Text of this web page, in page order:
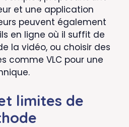
et une application
peuvent également
en ligne où il suffit de
la vidéo, ou choisir des
comme VLC pour une
limites de